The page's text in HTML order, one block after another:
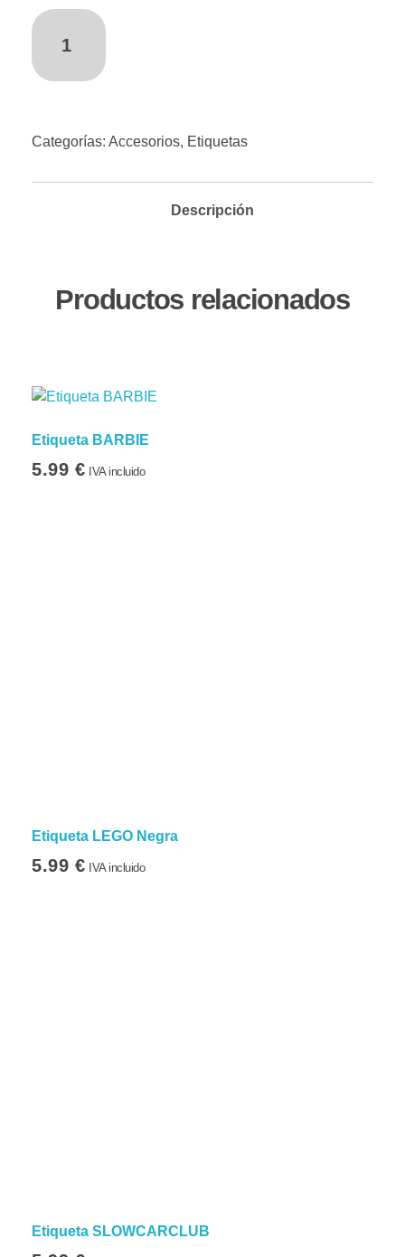
largo del tiempo. ¡Haz tu pedido ahora y dale a tu
vehículo un toque único y
divertido!
Categorías: Accesorios, Etiquetas
Descripción
Productos relacionados
Etiqueta BARBIE
5.99 € IVA incluido
Etiqueta LEGO Negra
5.99 € IVA incluido
Etiqueta SLOWCARCLUB